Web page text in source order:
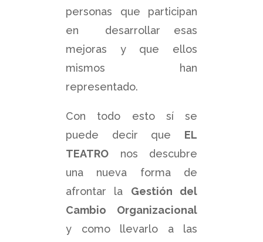
personas que participan
en desarrollar esas
mejoras y que ellos
mismos han
representado.
Con todo esto sí se
puede decir que EL
TEATRO nos descubre
una nueva forma de
afrontar la Gestión del
Cambio Organizacional
y como llevarlo a las